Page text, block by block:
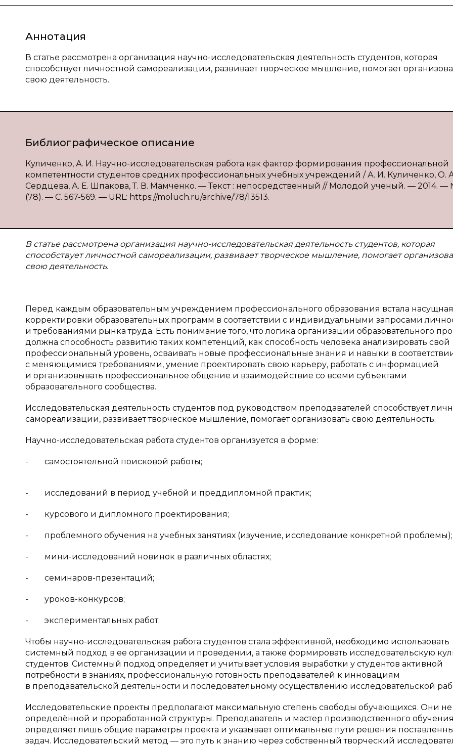
Аннотация
В статье рассмотрена организация научно-исследовательская деятельность студентов, которая
способствует личностной самореализации, развивает творческое мышление, помогает
свою деятельность.
Библиографическое описание
Куличенко, А. И. Научно-исследовательская работа как фактор формирования профессиональной
компетентности студентов средних профессиональных учебных учреждений / А. И. Куличенко, О.
Сердцева, А. Е. Шпакова, Т. В. Мамченко. — Текст : непосредственный // Молодой ученый. — 2014. —
(78). — С. 567-569. — URL: https://moluch.ru/archive/78/13513.
В статье рассмотрена организация научно-исследовательская деятельность студентов, которая
способствует личностной самореализации, развивает творческое мышление, помогает
свою деятельность.
Перед каждым образовательным учреждением профессионального образования встала насущная
корректировки образовательных программ в соответствии с индивидуальными запросами
и требованиями рынка труда. Есть понимание того, что логика организации образовательного
должна способность развитию таких компетенций, как способность человека анализировать свой
профессиональный уровень, осваивать новые профессиональные знания и навыки в
с меняющимися требованиями, умение проектировать свою карьеру, работать с информацией
и организовывать профессиональное общение и взаимодействие со всеми субъектами
образовательного сообщества.
Исследовательская деятельность студентов под руководством преподавателей способствует
самореализации, развивает творческое мышление, помогает организовать свою деятельность.
Научно-исследовательская работа студентов организуется в форме:
- самостоятельной поисковой работы;
- исследований в период учебной и преддипломной практик;
- курсового и дипломного проектирования;
- проблемного обучения на учебных занятиях (изучение, исследование конкретной проблемы);
- мини-исследований новинок в различных областях;
- семинаров-презентаций;
- уроков-конкурсов;
- экспериментальных работ.
Чтобы научно-исследовательская работа студентов стала эффективной, необходимо использовать
системный подход в ее организации и проведении, а также формировать исследовательскую
студентов. Системный подход определяет и учитывает условия выработки у студентов активной
потребности в знаниях, профессиональную готовность преподавателей к инновациям
в преподавательской деятельности и последовательному осуществлению исследовательской
Исследовательские проекты предполагают максимальную степень свободы обучающихся. Они
определённой и проработанной структуры. Преподаватель и мастер производственного обучения
определяет лишь общие параметры проекта и указывает оптимальные пути решения
задач. Исследовательский метод — это путь к знанию через собственный творческий